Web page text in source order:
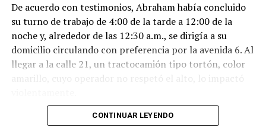
De acuerdo con testimonios, Abraham había concluido
su turno de trabajo de 4:00 de la tarde a 12:00 de la
noche y, alrededor de las 12:30 a.m., se dirigía a su
domicilio circulando con preferencia por la avenida 6. Al
llegar a la calle 21, un tractocamión tipo tortón, color
amarillo, cuyo operador no respetó el alto, lo impactó
El conductor, identificado como Adán “N.”, de
CONTINUAR LEYENDO